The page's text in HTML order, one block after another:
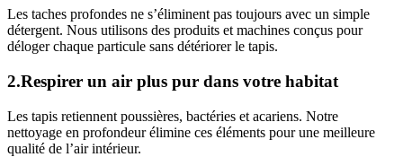
Les taches profondes ne s’éliminent pas toujours avec un simple
détergent. Nous utilisons des produits et machines conçus pour
déloger chaque particule sans détériorer le tapis.
2.Respirer un air plus pur dans votre habitat
Les tapis retiennent poussières, bactéries et acariens. Notre
nettoyage en profondeur élimine ces éléments pour une meilleure
qualité de l’air intérieur.